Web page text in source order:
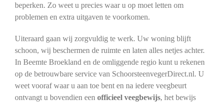
beperken. Zo weet u precies waar u op moet letten om
problemen en extra uitgaven te voorkomen.
Uiteraard gaan wij zorgvuldig te werk. Uw woning blijft
schoon, wij beschermen de ruimte en laten alles netjes achter.
In Beemte Broekland en de omliggende regio kunt u rekenen
op de betrouwbare service van SchoorsteenvegerDirect.nl. U
weet vooraf waar u aan toe bent en na iedere veegbeurt
ontvangt u bovendien een officieel veegbewijs, het bewijs